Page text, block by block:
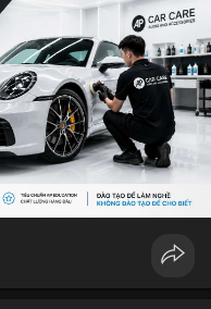
lý.
trường đang ở giai đoạn
có tín hiệu tích cực
vẫn được theo dõi
sợ mạo. Người đầu tư
kỹ thuật và theo dõi các